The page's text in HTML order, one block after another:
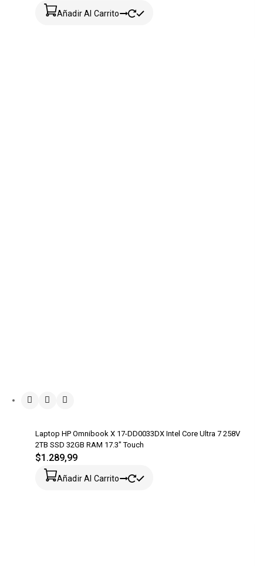
Añadir Al Carrito
Laptop HP Omnibook X 17-DD0033DX Intel Core Ultra 7 258V
2TB SSD 32GB RAM 17.3″ Touch
$1.289,99
Añadir Al Carrito